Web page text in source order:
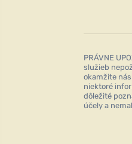
PRÁVNE
služieb
okamžite
niektoré
dôležité
účely a